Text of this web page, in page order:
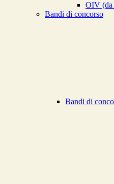
OIV (da
Bandi di concorso
Bandi di